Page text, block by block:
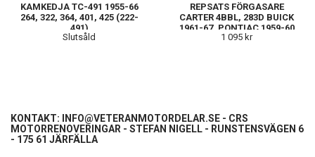
KAMKEDJA TC-491 1955-66
264, 322, 364, 401, 425 (222-
491)
Slutsåld
REPSATS FÖRGASARE
CARTER 4BBL, 283D BUICK
1961-67, PONTIAC 1959-60
1 095 kr
KONTAKT: INFO@VETERANMOTORDELAR.SE - CRS
MOTORRENOVERINGAR - STEFAN NIGELL - RUNSTENSVÄGEN 6
- 175 61 JÄRFÄLLA